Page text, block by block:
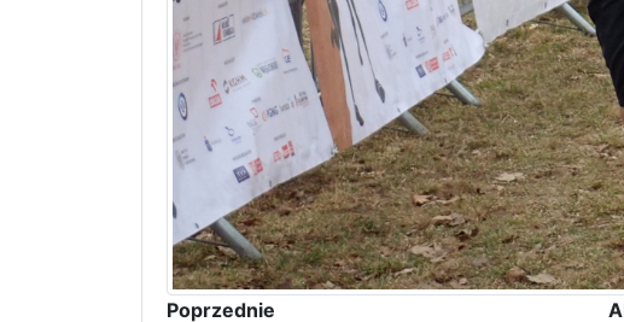
Poprzednie